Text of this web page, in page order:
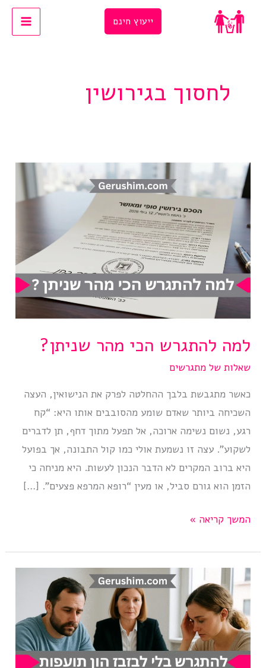
ייעוץ חינם
לחסוך בגירושין
למה להתגרש הכי מהר שניתן?
שאלות של מתגרשים
כאשר מתגבשת בלבך ההחלטה לפרק את הנישואין, העצה
השכיחה ביותר שאדם שומע מהסובבים אותו היא: “קח
רגע, נשום נשימה ארוכה, אל תפעל מתוך דחף, תן לדברים
לשקוע”. עצה זו נשמעת אולי כמו קול התבונה, אך בפועל
היא ברוב המקרים לא הדבר הנכון לעשות. היא מניחה כי
הזמן הוא גורם סביל, או מעין “רופא המרפא פצעים”. […]
למה
הכי
מהר
שניתן?
המשך קריאה »